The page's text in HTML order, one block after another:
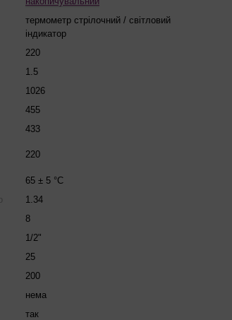
термометр стрілочний / світловий
індикатор
220
1.5
1026
455
433
220
65 ± 5 °C
1.34
8
1/2"
25
200
нема
так